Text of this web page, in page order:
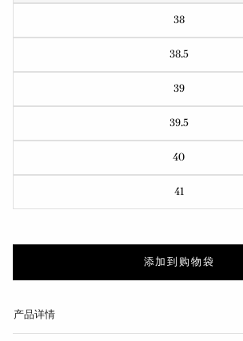
38
38.5
39
39.5
40
41
添加到购物袋
产品详情